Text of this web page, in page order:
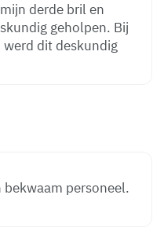
derde bril en
geholpen. Bij
dit deskundig
personeel.